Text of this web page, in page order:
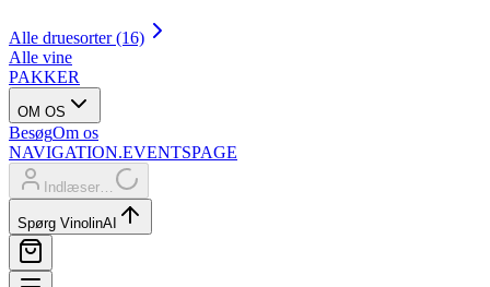
Alle druesorter (16)
Alle vine
PAKKER
OM OS
BesøgOm os
NAVIGATION.EVENTSPAGE
Indlæser…
Spørg VinolinAI